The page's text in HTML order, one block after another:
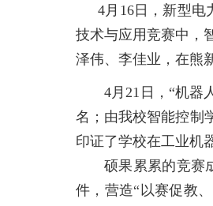
4月 16日， 新型电
技术与应用竞赛中，
泽伟、李佳业，在熊
4月21日， “机器
名； 由我校智能控制
印证了学校在工业机
硕果累累的竞赛
件，营造“以赛促教